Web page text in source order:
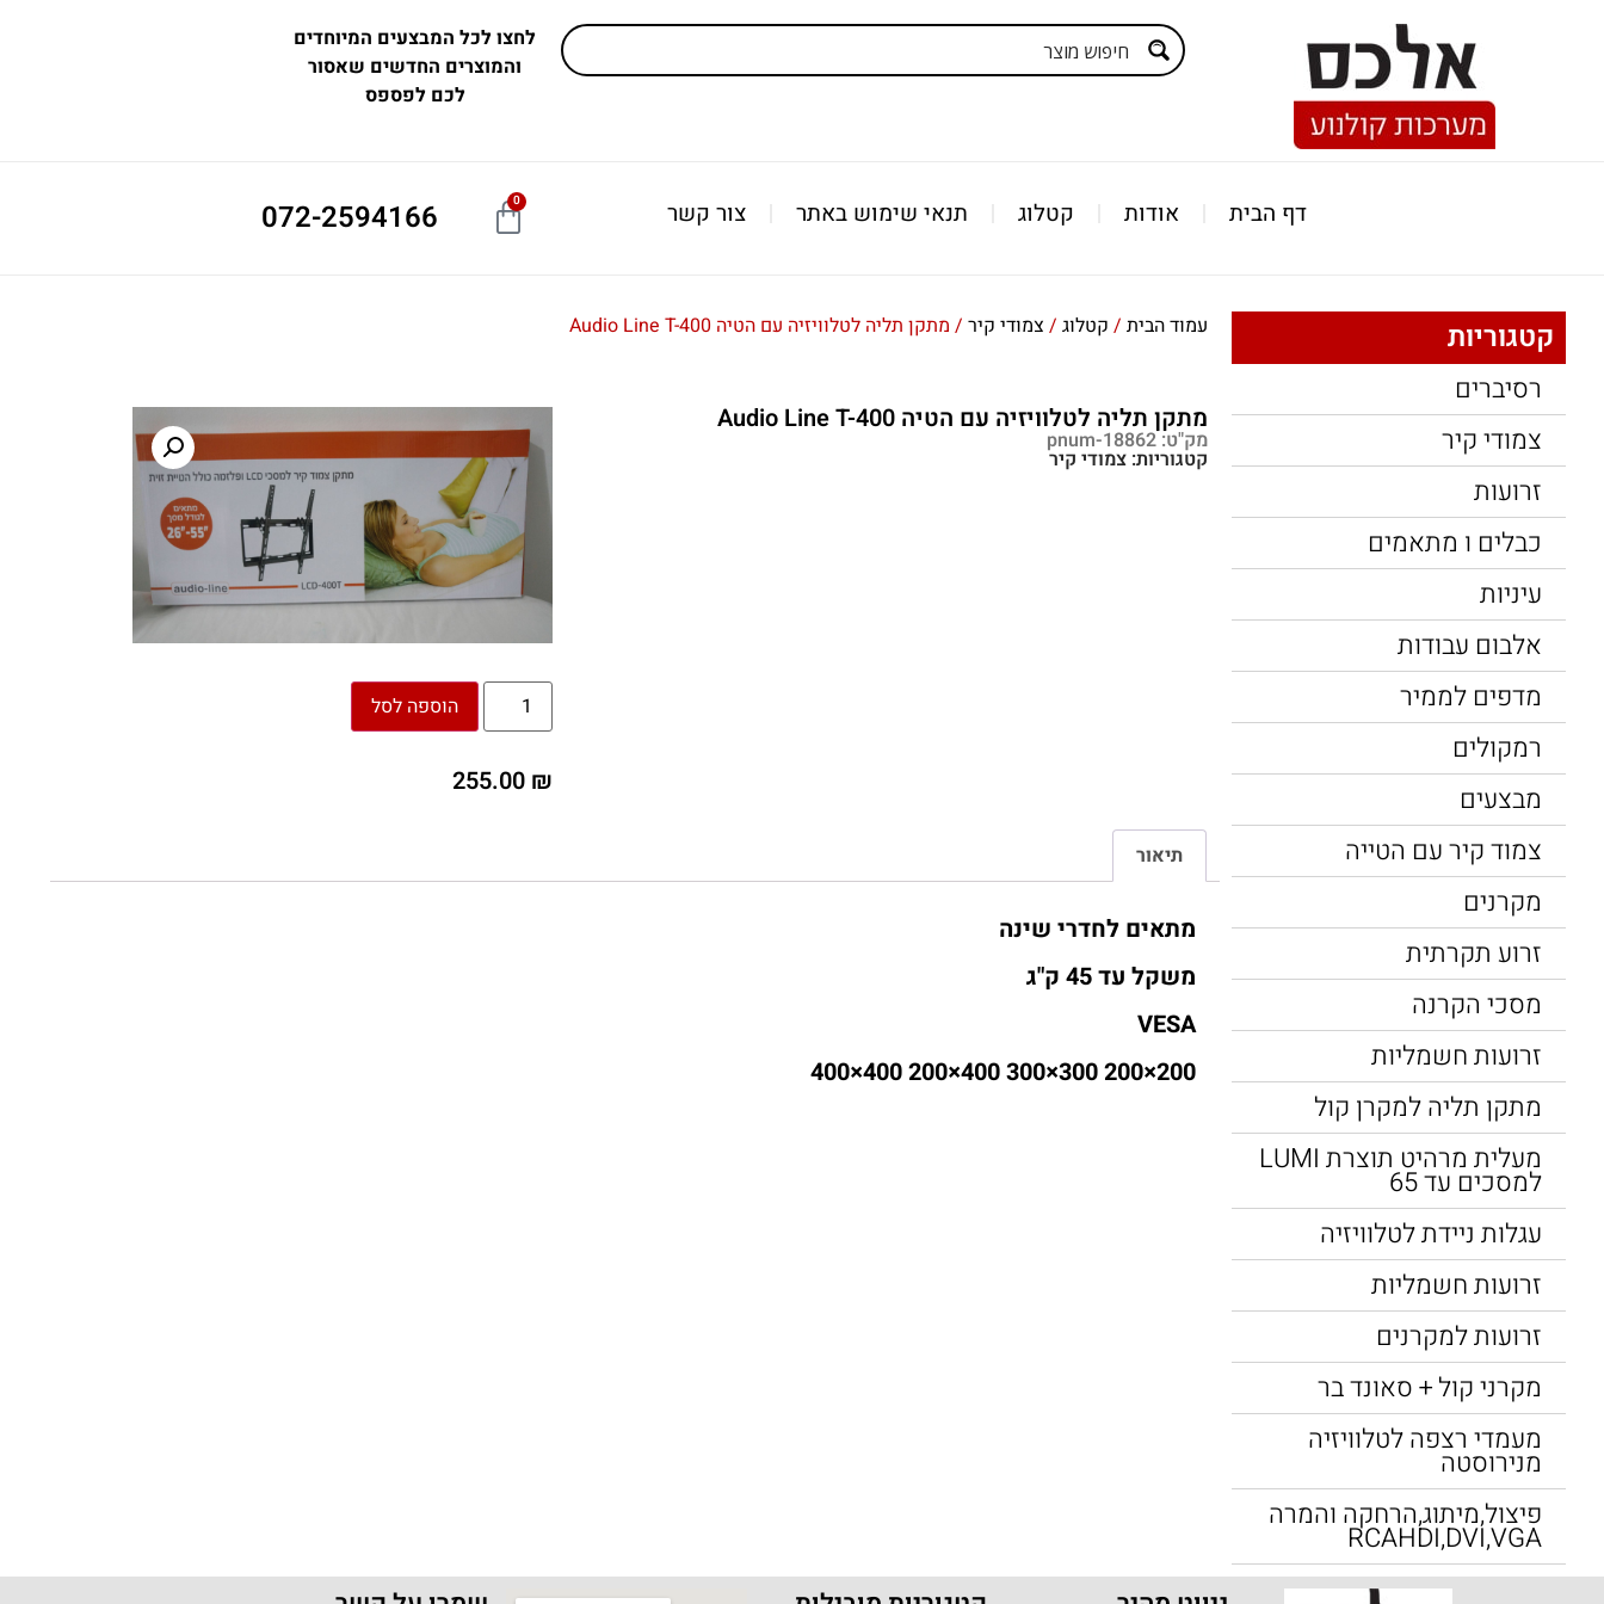
לחצו לכל המבצעים המיוחדים
והמוצרים החדשים שאסור
לכם לפספס
דף הבית אודות קטלוג תנאי שימוש באתר צור קשר 0
072-2594166
קטגוריות
רסיברים
צמודי קיר
זרועות
כבלים ו מתאמים
עיניות
אלבום עבודות
מדפים לממיר
רמקולים
מבצעים
צמוד קיר עם הטייה
מקרנים
זרוע תקרתית
מסכי הקרנה
זרועות חשמליות
מתקן תליה למקרן קול
מעלית מרהיט תוצרת LUMI
למסכים עד 65
עגלות ניידת לטלוויזיה
זרועות חשמליות
זרועות למקרנים
מקרני קול + סאונד בר
מעמדי רצפה לטלוויזיה
מנירוסטה
פיצול,מיתוג,הרחקה והמרה
RCAHDI,DVI,VGA
עמוד הבית / קטלוג / צמודי קיר / מתקן תליה לטלוויזיה עם הטיה Audio Line T-400
מתקן תליה לטלוויזיה עם הטיה Audio Line T-400
מק"ט: pnum-18862
קטגוריות: צמודי קיר
הוספה לסל
₪
תיאור
מתאים לחדרי שינה
משקל עד 45 ק"ג
VESA
200×200 300×300 400×200 400×400